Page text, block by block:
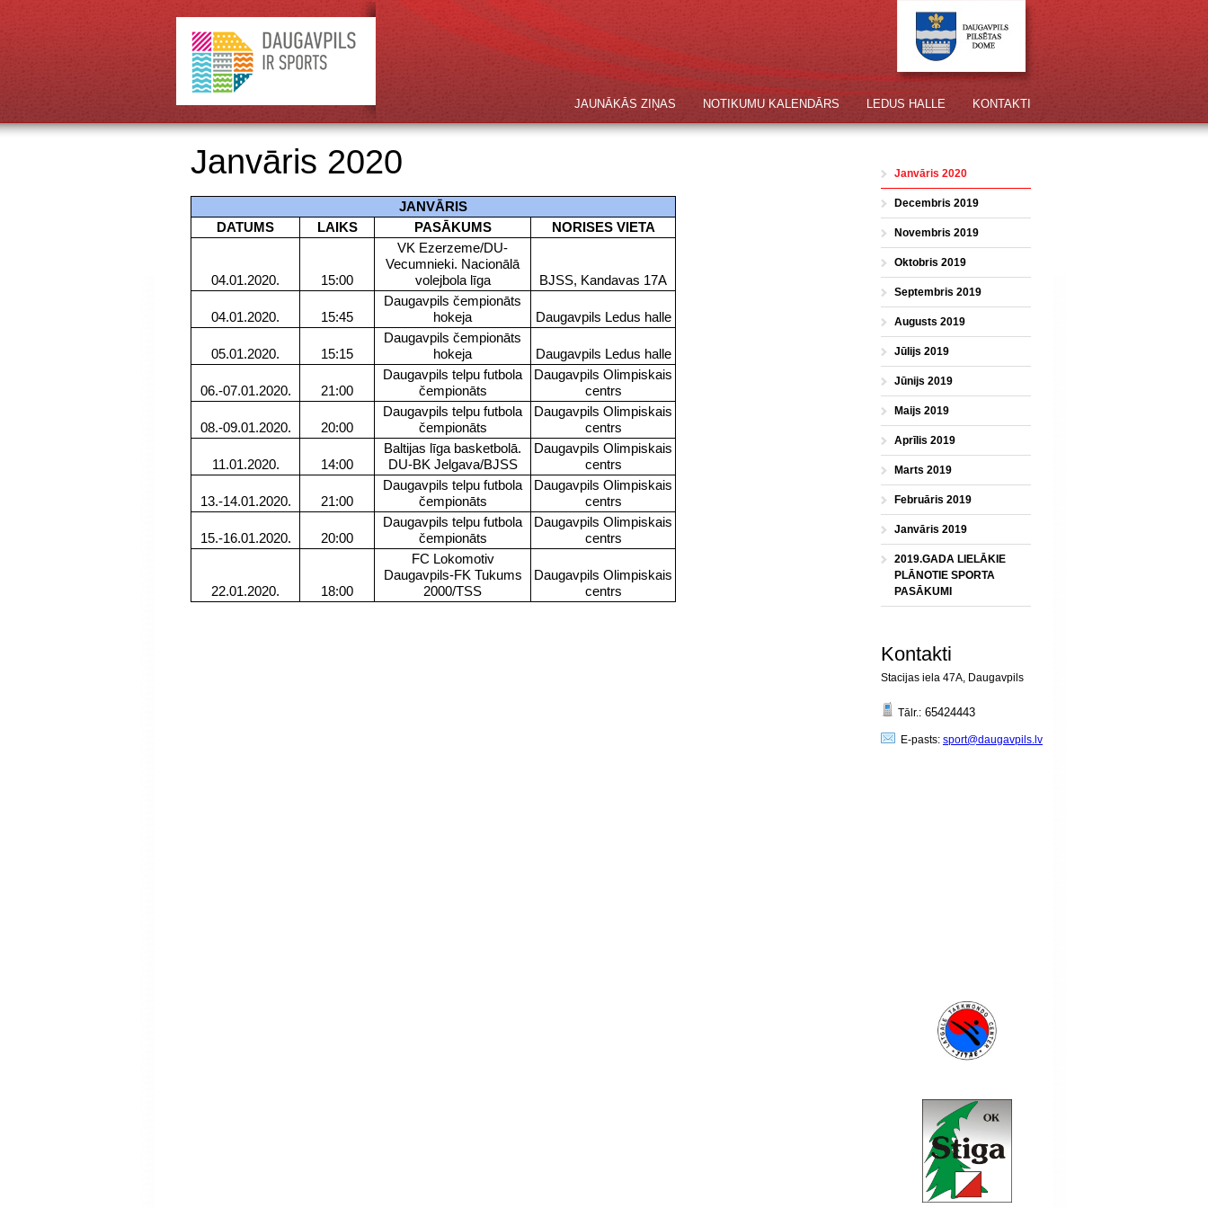
KONTAKTI
LEDUS HALLE
NOTIKUMU KALENDĀRS
JAUNĀKĀS ZIŅAS
Janvāris 2020
Decembris 2019
Novembris 2019
Oktobris 2019
Septembris 2019
Augusts 2019
Jūlijs 2019
Jūnijs 2019
Maijs 2019
Aprīlis 2019
Marts 2019
Februāris 2019
Janvāris 2019
2019.GADA LIELĀKIE
PLĀNOTIE SPORTA
PASĀKUMI
Kontakti
Stacijas iela 47A, Daugavpils
Tālr.: 65424443
E-pasts: sport@daugavpils.lv
Janvāris 2020
JANVĀRIS
DATUMS
LAIKS PASĀKUMS NORISES VIETA
04.01.2020. 15:00
VK Ezerzeme/DU-
Vecumnieki. Nacionālā
volejbola līga
BJSS, Kandavas 17A
04.01.2020. 15:45
Daugavpils čempionāts
hokeja
Daugavpils Ledus halle
05.01.2020. 15:15
Daugavpils čempionāts
hokeja
Daugavpils Ledus halle
06.-07.01.2020. 21:00
Daugavpils telpu futbola
čempionāts
Daugavpils Olimpiskais
centrs
08.-09.01.2020. 20:00
Daugavpils telpu futbola
čempionāts
Daugavpils Olimpiskais
centrs
11.01.2020. 14:00
Baltijas līga basketbolā.
DU-BK Jelgava/BJSS
Daugavpils Olimpiskais
centrs
13.-14.01.2020. 21:00
Daugavpils telpu futbola
čempionāts
Daugavpils Olimpiskais
centrs
15.-16.01.2020. 20:00
Daugavpils telpu futbola
čempionāts
Daugavpils Olimpiskais
centrs
22.01.2020. 18:00
FC Lokomotiv
Daugavpils-FK Tukums
2000/TSS
Daugavpils Olimpiskais
centrs